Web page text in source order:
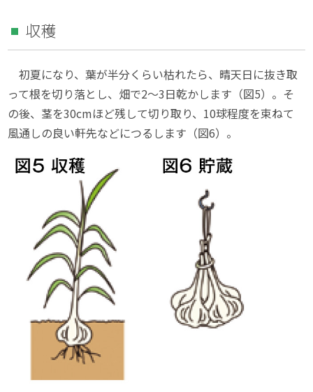
収穫
初夏になり、葉が半分くらい枯れたら、晴天日に抜き取
って根を切り落とし、畑で2〜3日乾かします（図5）。そ
の後、茎を30cmほど残して切り取り、10球程度を束ねて
風通しの良い軒先などにつるします（図6）。